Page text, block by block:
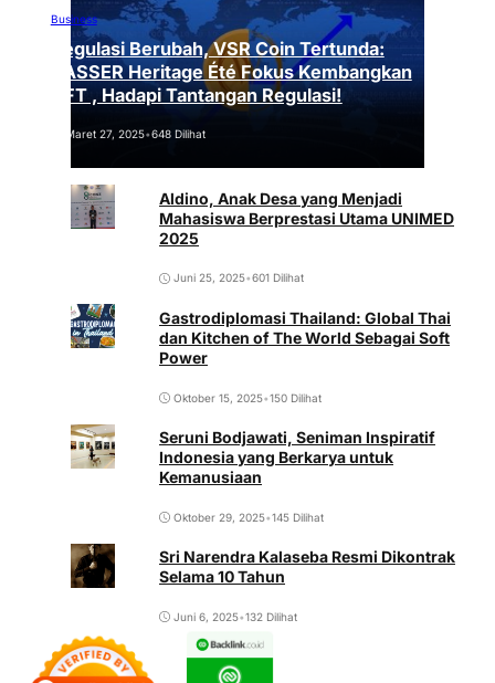
Business
Regulasi Berubah, VSR Coin Tertunda:
VASSER Heritage Été Fokus Kembangkan
NFT , Hadapi Tantangan Regulasi!
Maret 27, 2025•648 Dilihat
Aldino, Anak Desa yang Menjadi
Mahasiswa Berprestasi Utama UNIMED
2025
Juni 25, 2025•601 Dilihat
Gastrodiplomasi Thailand: Global Thai
dan Kitchen of The World Sebagai Soft
Power
Oktober 15, 2025•150 Dilihat
Seruni Bodjawati, Seniman Inspiratif
Indonesia yang Berkarya untuk
Kemanusiaan
Oktober 29, 2025•145 Dilihat
Sri Narendra Kalaseba Resmi Dikontrak
Selama 10 Tahun
Juni 6, 2025•132 Dilihat